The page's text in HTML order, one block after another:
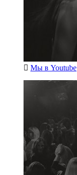
Мы в Youtube